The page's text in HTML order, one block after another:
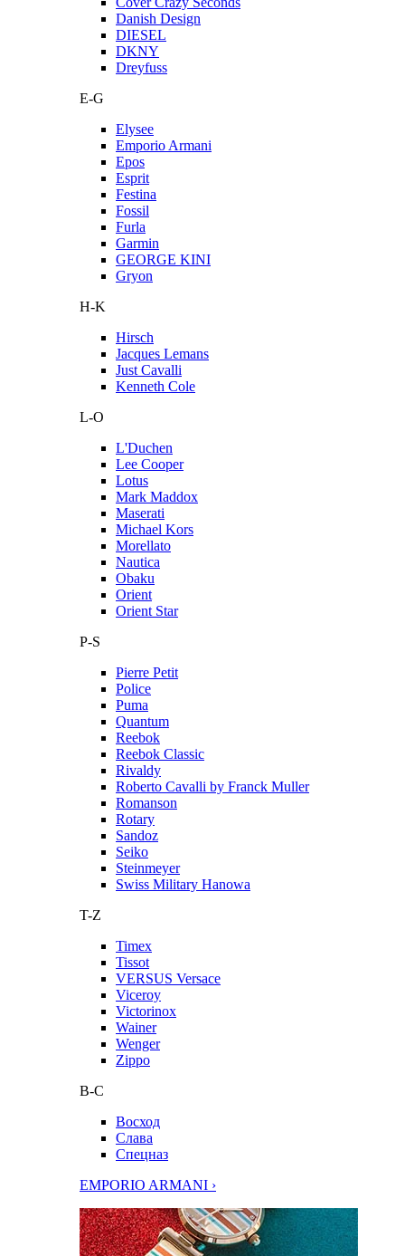
Danish Design
DIESEL
DKNY
Dreyfuss
E-G
Elysee
Emporio Armani
Epos
Esprit
Festina
Fossil
Furla
Garmin
GEORGE KINI
Gryon
H-K
Hirsch
Jacques Lemans
Just Cavalli
Kenneth Cole
L-O
L'Duchen
Lee Cooper
Lotus
Mark Maddox
Maserati
Michael Kors
Morellato
Nautica
Obaku
Orient
Orient Star
P-S
Pierre Petit
Police
Puma
Quantum
Reebok
Reebok Classic
Rivaldy
Roberto Cavalli by Franck Muller
Romanson
Rotary
Sandoz
Seiko
Steinmeyer
Swiss Military Hanowa
T-Z
Timex
Tissot
VERSUS Versace
Viceroy
Victorinox
Wainer
Wenger
Zippo
В-С
Восход
Слава
Спецназ
EMPORIO ARMANI ›